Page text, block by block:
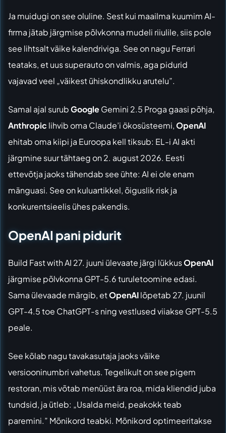
Ja muidugi on see oluline. Sest kui maailma kuumim AI-
firma jätab järgmise põlvkonna mudeli riiulile, siis pole
see lihtsalt väike kalendriviga. See on nagu Ferrari
teataks, et uus superauto on valmis, aga pidurid
vajavad veel „väikest ühiskondlikku arutelu”.
Samal ajal surubGoogleGemini 2.5 Proga gaasi põhja,
Anthropic lihvib oma Claude’i ökosüsteemi,OpenAI
ehitab oma kiipi ja Euroopa kell tiksub: EL-i AI akti
järgmine suur tähtaeg on 2. august 2026. Eesti
ettevõtja jaoks tähendab see ühte: AI ei ole enam
mänguasi. See on kuluartikkel, õiguslik risk ja
konkurentsieelis ühes pakendis.
OpenAI pani pidurit
Build Fast with AI 27. juuni ülevaate järgi lükkusOpenAI
järgmise põlvkonna GPT-5.6 turuletoomine edasi.
Sama ülevaade märgib, etOpenAIlõpetab 27. juunil
GPT-4.5 toe ChatGPT-s ning vestlused viiakse GPT-5.5
peale.
See kõlab nagu tavakasutaja jaoks väike
versiooninumbri vahetus. Tegelikult on see pigem
restoran, mis võtab menüüst ära roa, mida kliendid juba
tundsid, ja ütleb: „Usalda meid, peakokk teab
paremini.” Mõnikord teabki. Mõnikord optimeeritakse